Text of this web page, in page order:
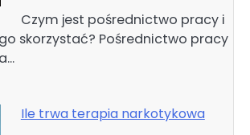
Czym jest pośrednictwo pracy i
skorzystać? Pośrednictwo pracy
Ile trwa terapia narkotykowa